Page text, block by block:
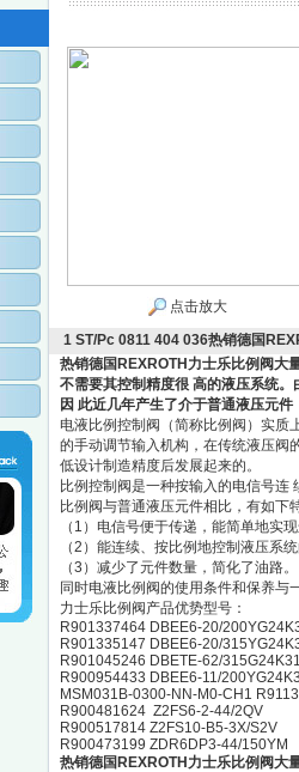
点击放大
1 ST/Pc 0811 404 036热销德国
热销德国REXROTH力士乐比例阀大
不需要其控制精度很 高的液压系统
因 此近几年产生了介于普通液压元
电液比例控制阀（简称比例阀）实质
的手动调节输入机构，在传统液压阀
低设计制造精度后发展起来的。
比例控制阀是一种按输入的电信号连
比例阀与普通液压元件相比，有如下
（1）电信号便于传递，能简单地实
（2）能连续、按比例地控制液压系
（3）减少了元件数量，简化了油路。
同时电液比例阀的使用条件和保养与
力士乐比例阀产品优势型号：
R901337464 DBEE6-20/
R901335147 DBEE6-20/
R901045246 DBETE-62/
R900954433 DBEE6-11/
MSM031B-0300-NN-M0-CH1
R900481624 Z2FS6-2-44/2QV
R900517814 Z2FS10-B5-3X/S2V
R900473199 ZDR6DP3-44/150YM
热销德国REXROTH力士乐比例阀大